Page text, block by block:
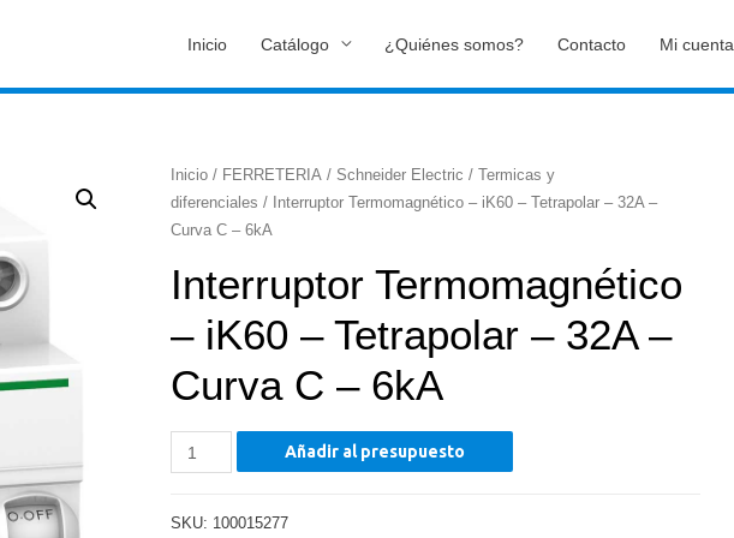
Inicio Catálogo ¿Quiénes somos? Contacto Mi cuenta
Inicio/ FERRETERIA/ Schneider Electric / Termicas y
diferenciales / Interruptor Termomagnético – iK60 – Tetrapolar – 32A –
Curva C – 6kA
Interruptor Termomagnético
– iK60 – Tetrapolar – 32A –
Curva C – 6kA
Interruptor
Termomagnético
Añadir al presupuesto
SKU: 100015277